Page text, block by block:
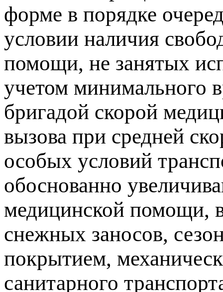
форме в порядке
условии наличия
помощи, не занятых
учетом минимального
бригадой скорой
вызова при средней
особых условий
обоснованно
медицинской помощи,
снежных заносов,
покрытием,
санитарного